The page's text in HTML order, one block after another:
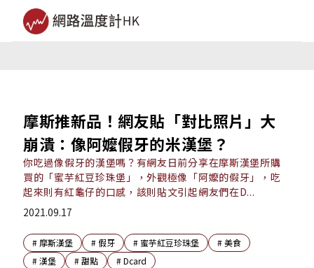
摩斯推新品！網友貼「對比照片」大
崩潰：像阿嬤假牙的米漢堡？
你吃過像假牙的漢堡嗎？有網友日前分享在摩斯漢堡所購
買的「蜜芋紅豆珍珠堡」，外觀極像「阿嬤的假牙」，吃
起來則有紅龜仔的口感，該則貼文引起網友們在D...
2021.09.17
# 摩斯漢堡 #假牙 # 蜜芋紅豆珍珠堡 #美食
#漢堡 #甜點 #Dcard